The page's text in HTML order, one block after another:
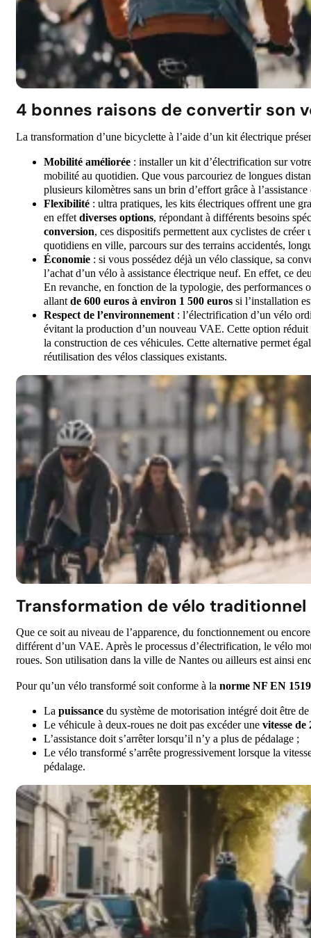
4 bonnes raisons de convertir son
La transformation d’une bicyclette à l’aide d’un kit électrique
Mobilité améliorée : installer un kit d’électrification sur
mobilité au quotidien. Que vous parcouriez de longues
plusieurs kilomètres sans un brin d’effort grâce à
Flexibilité : ultra pratiques, les kits électriques offrent une
en effetdiverses options, répondant à différents besoins
conversion, ces dispositifs permettent aux cyclistes de
quotidiens en ville, parcours sur des terrains accidentés,
Économie : si vous possédez déjà un vélo classique, sa
l’achat d’un vélo à assistance électrique neuf. En effet, ce
En revanche, en fonction de la typologie, des performances
allantde 600 euros à environ 1 500 euros si l’installation
Respect de l’environnement: l’électrification d’un vélo
évitant la production d’un nouveau VAE. Cette option
la construction de ces véhicules. Cette alternative permet
réutilisation des vélos classiques existants.
Transformation de vélo traditionnel
Que ce soit au niveau de l’apparence, du fonctionnement ou
différent d’un VAE. Après le processus d’électrification, le vélo
roues. Son utilisation dans la ville de Nantes ou ailleurs est ainsi
Pour qu’un vélo transformé soit conforme à la norme NF EN
La puissance du système de motorisation intégré doit être de
Le véhicule à deux-roues ne doit pas excéder une vitesse de
L’assistance doit s’arrêter lorsqu’il n’y a plus de pédalage ;
Le vélo transformé s’arrête progressivement lorsque la
pédalage.